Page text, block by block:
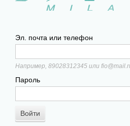
Эл. почта или телефон
Например, 89028312345 или
Пароль